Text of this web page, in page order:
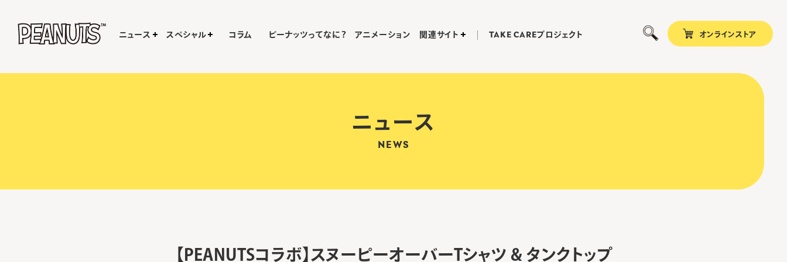
オンラインストア
ニュース スペシャル コラム ピーナッツってなに？ アニメーション 関連サイト TAKE CAREプロジェクト
ニュース
NEWS
【PEANUTSコラボ】スヌーピーオーバーTシャツ & タンクトップ